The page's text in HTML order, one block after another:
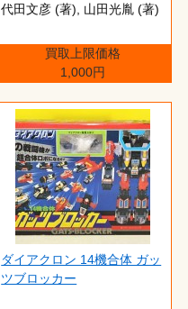
代田文彦 (著),‎ 山田光胤 (著)
買取上限価格
1,000円
ダイアクロン 14機合体 ガッ
ツブロッカー